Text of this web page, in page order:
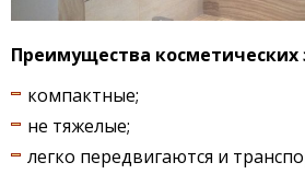
Преимущества косметических
компактные;
не тяжелые;
легко передвигаются и